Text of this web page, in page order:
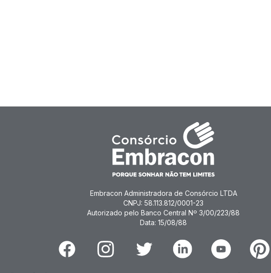
Embracon Administradora de Consórcio LTDA
CNPJ: 58.113.812/0001-23
Autorizado pelo Banco Central Nº 3/00/223/88
Data: 15/08/88
Facebook Instagram Twitter Linkedin Youtube